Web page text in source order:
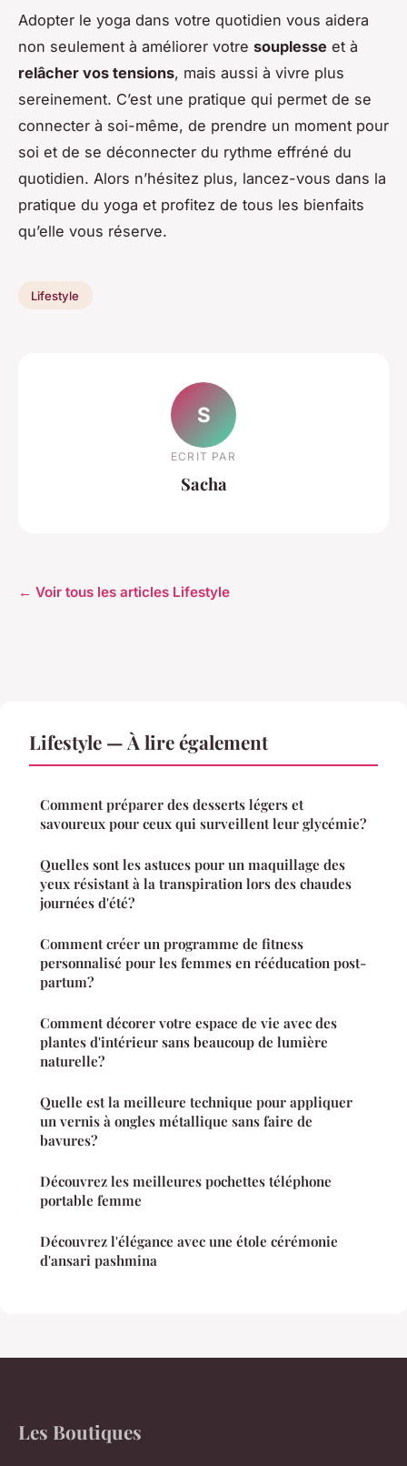
Adopter le yoga dans votre quotidien vous aidera
non seulement à améliorer votre souplesse et à
relâcher vos tensions, mais aussi à vivre plus
sereinement. C’est une pratique qui permet de se
connecter à soi-même, de prendre un moment pour
soi et de se déconnecter du rythme effréné du
quotidien. Alors n’hésitez plus, lancez-vous dans la
pratique du yoga et profitez de tous les bienfaits
qu’elle vous réserve.
Lifestyle
S
ECRIT PAR
Sacha
← Voir tous les articles Lifestyle
Lifestyle — À lire également
Comment préparer des desserts légers et
savoureux pour ceux qui surveillent leur glycémie?
Quelles sont les astuces pour un maquillage des
yeux résistant à la transpiration lors des chaudes
journées d'été?
Comment créer un programme de fitness
personnalisé pour les femmes en rééducation post-
partum?
Comment décorer votre espace de vie avec des
plantes d'intérieur sans beaucoup de lumière
naturelle?
Quelle est la meilleure technique pour appliquer
un vernis à ongles métallique sans faire de
bavures?
Découvrez les meilleures pochettes téléphone
portable femme
Découvrez l'élégance avec une étole cérémonie
d'ansari pashmina
Les Boutiques